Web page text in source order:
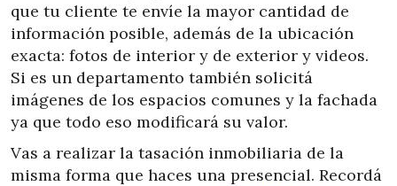
que tu cliente te envíe la mayor cantidad de
información posible, además de la ubicación
exacta: fotos de interior y de exterior y videos.
Si es un departamento también solicitá
imágenes de los espacios comunes y la fachada
ya que todo eso modificará su valor.
Vas a realizar la tasación inmobiliaria de la
misma forma que haces una presencial. Recordá